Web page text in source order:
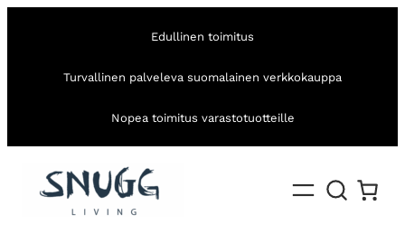
Edullinen toimitus
Turvallinen palveleva suomalainen verkkokauppa
Nopea toimitus varastotuotteille